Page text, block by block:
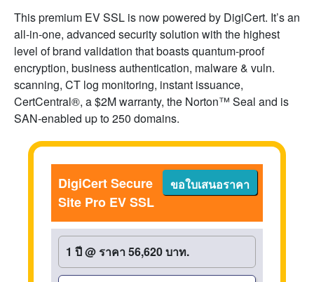
This premium EV SSL is now powered by DigiCert. It’s an
all-in-one, advanced security solution with the highest
level of brand validation that boasts quantum-proof
encryption, business authentication, malware & vuln.
scanning, CT log monitoring, instant issuance,
CertCentral®, a $2M warranty, the Norton™ Seal and is
SAN-enabled up to 250 domains.
ขอใบเสนอราคา
DigiCert Secure
Site Pro EV SSL
1 ปี@ ราคา 56,620 บาท.